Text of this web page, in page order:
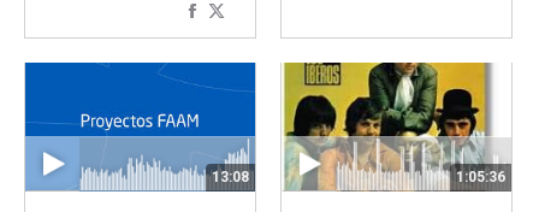
Compartir
con
Facebook
con
Twitter
13:08 1:05:36